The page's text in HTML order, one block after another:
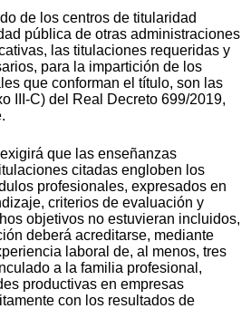
de los centros de titularidad
pública de otras administraciones
las titulaciones requeridas y
para la impartición de los
que conforman el título, son las
III-C) del Real Decreto 699/2019,
que las enseñanzas
citadas engloben los
profesionales, expresados en
criterios de evaluación y
objetivos no estuvieran incluidos,
deberá acreditarse, mediante
laboral de, al menos, tres
a la familia profesional,
productivas en empresas
con los resultados de